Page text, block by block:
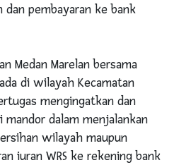
pembayaran ke bank
Medan Marelan bersama
di wilayah Kecamatan
mengingatkan dan
dalam menjalankan
wilayah maupun
iuran WRS ke rekening bank